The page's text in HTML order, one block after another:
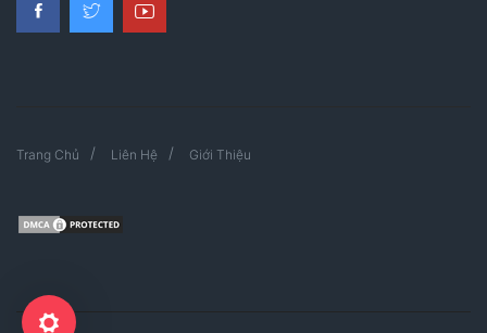
Trang Chủ Liên Hệ Giới Thiệu